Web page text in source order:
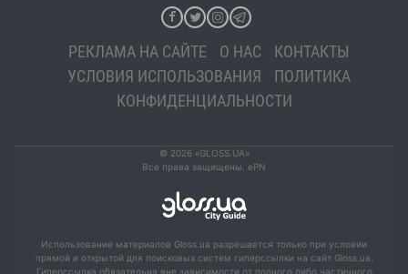
РЕКЛАМА НА САЙТЕ О НАС
КОНТАКТЫ
УСЛОВИЯ ИСПОЛЬЗОВАНИЯ
ПОЛИТИКА
КОНФИДЕНЦИАЛЬНОСТИ
© 2026 «GLOSS.UA»
Все права защищены. ePN
Использование материалов Gloss.ua разрешается только при условии
прямой и открытой для поисковых систем гиперссылки на сайт Gloss.ua.
Гиперссылка обязательна вне зависимости от полного либо частичного